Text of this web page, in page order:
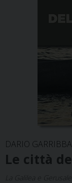
DARIO
Le città
La Galilea e